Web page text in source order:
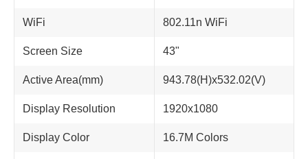
WiFi 802.11n WiFi
Screen Size 43"
Active Area(mm) 943.78(H)x532.02(V)
Display Resolution 1920x1080
Display Color 16.7M Colors